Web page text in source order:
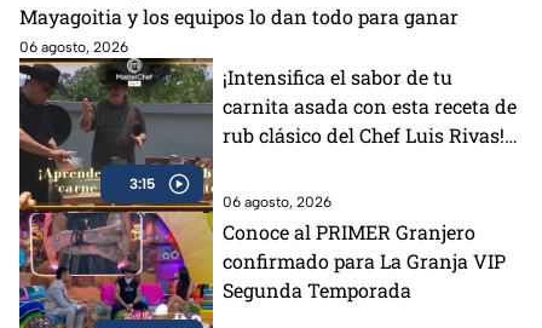
Mayagoitia y los equipos lo dan todo para ganar
06 agosto, 2026
3:15
¡Intensifica el sabor de tu
carnita asada con esta receta de
rub clásico del Chef Luis Rivas!
06 agosto, 2026
Conoce al PRIMER Granjero
confirmado para La Granja VIP
Segunda Temporada